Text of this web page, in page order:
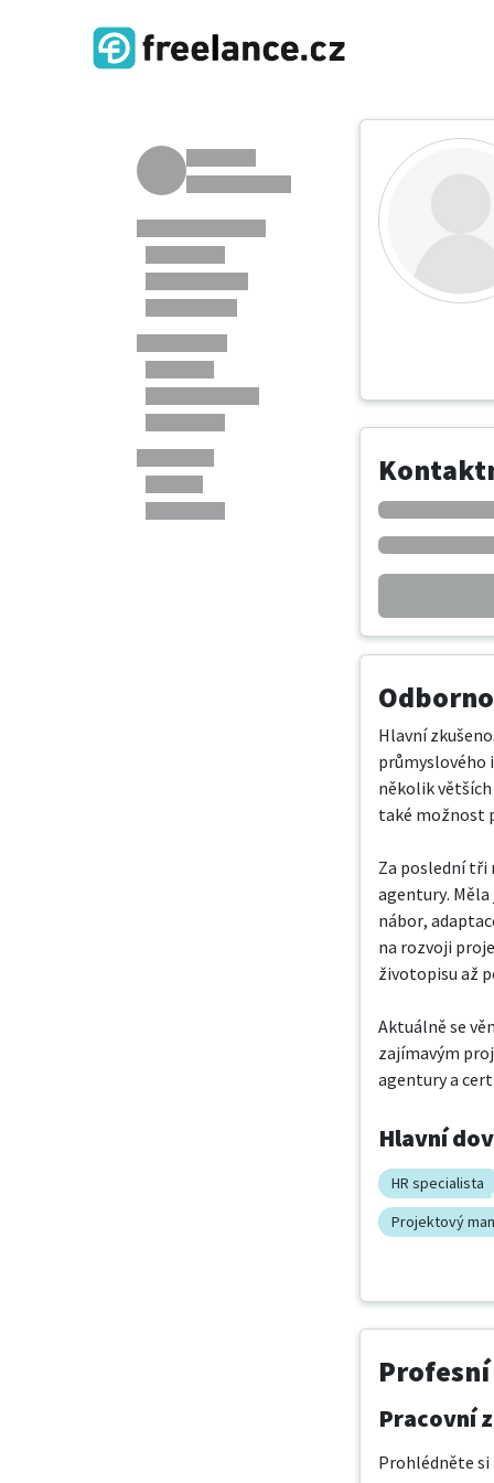
Hlavní
průmyslového
několik
také možnost
Za poslední tři
agentury.
nábor,
na rozvoji
životopisu až
Aktuálně se
zajímavým
agentury a
Hlavní
HR specialista
Projektový
Pracovní
Prohlédněte